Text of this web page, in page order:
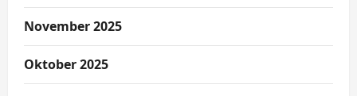
November 2025
Oktober 2025